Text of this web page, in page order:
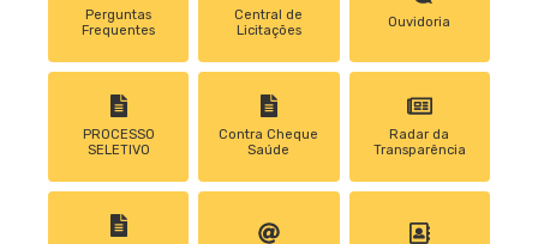
Perguntas
Frequentes
Central de
Licitações
Ouvidoria
PROCESSO
SELETIVO
Contra Cheque
Saúde
Radar da
Transparência